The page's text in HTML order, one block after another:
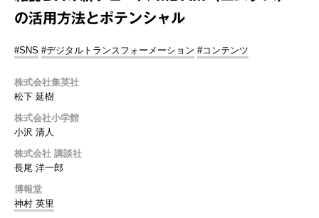
の活用方法とポテンシャル
#SNS #デジタルトランスフォーメーション #コンテンツ
株式会社集英社
松下 延樹
株式会社小学館
小沢 清人
株式会社 講談社
長尾 洋一郎
博報堂
神村 英里